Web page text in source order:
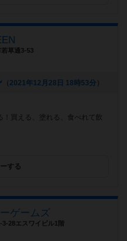
草通3-53
2021年12月28日 18時53分）
買える、塗れる、食べれて飲
する
ゲームズ
3-28エスワイビル1階